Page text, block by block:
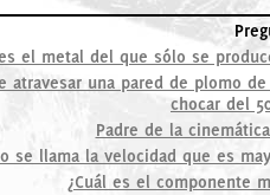
el metal del que sólo se
atravesar una pared de plomo
chocar del
Padre de la
se llama la velocidad que es
¿Cuál es el componente